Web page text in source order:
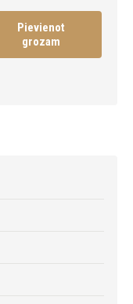
Pievienot
grozam